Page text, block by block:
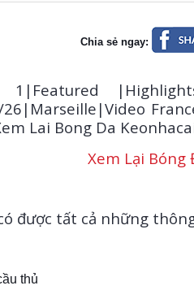
Chia sẻ ngay:
Lai Bong Da
Xem Lại Bóng
được tất cả những
thủ